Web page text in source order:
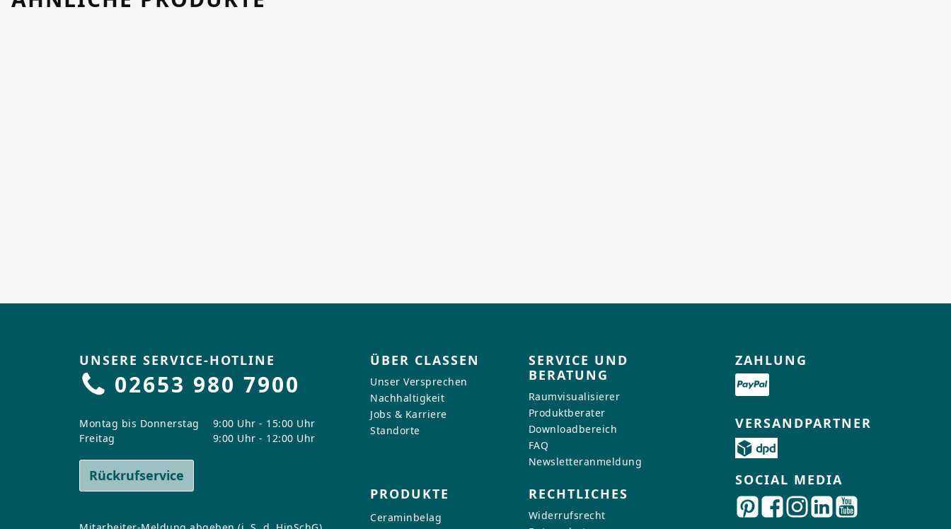
UNSERE SERVICE-HOTLINE
02653 980 7900
Montag bis Donnerstag
Freitag
9:00 Uhr - 15:00 Uhr
9:00 Uhr - 12:00 Uhr
Rückrufservice
ÜBER CLASSEN
Unser Versprechen
Nachhaltigkeit
Jobs & Karriere
Standorte
PRODUKTE
Ceraminbelag
SERVICE UND
BERATUNG
Raumvisualisierer
Produktberater
Downloadbereich
FAQ
Newsletteranmeldung
RECHTLICHES
Widerrufsrecht
ZAHLUNG
VERSANDPARTNER
SOCIAL MEDIA